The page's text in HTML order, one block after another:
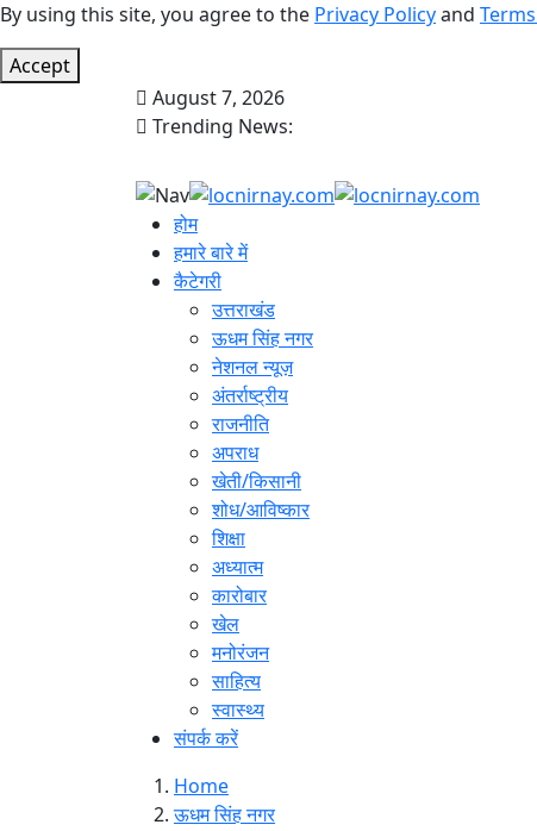
By using this site, you agree to the Privacy Policyand
Accept
August 7, 2026
Trending News:
होम
हमारे बारे में
कैटेगरी
उत्तराखंड
ऊधम सिंह नगर
नेशनल न्यूज़
अंतर्राष्ट्रीय
राजनीति
अपराध
खेती/किसानी
शोध/आविष्कार
शिक्षा
अध्यात्म
कारोबार
खेल
मनोरंजन
साहित्य
स्वास्थ्य
संपर्क करें
Home
ऊधम सिंह नगर